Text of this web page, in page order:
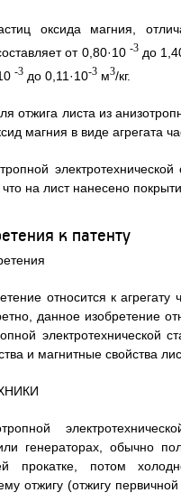
оксида магния,
от 0,80·10 -3до
-3до 0,11·10-3м3/кг.
отжига листа из
магния в виде агрегата
на лист нанесено
к патенту
относится к
данное изобретение
и магнитные свойства
генераторах, обычно
прокатке, потом
отжигу (отжигу